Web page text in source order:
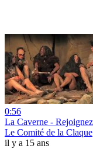
0:56
La Caverne -
Le Comité de la Claque
il y a 15 ans